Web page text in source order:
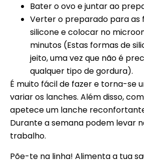
Bater o ovo e juntar ao
Verter o preparado para as
silicone e colocar no
minutos (Estas formas de
jeito, uma vez que não é
qualquer tipo de gordura).
É muito fácil de fazer e torna-se
variar os lanches. Além disso,
apetece um lanche
Durante a semana podem levar
trabalho.
Põe-te na linha! Alimenta a tua